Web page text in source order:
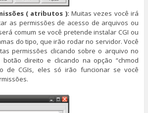
( atributos ): Muitas vezes você irá
as permissões de acesso de arquivos ou
comum se você pretende instalar CGI ou
do tipo, que irão rodar no servidor. Você
permissões clicando sobre o arquivo no
direito e clicando na opção “chmod
de CGIs, eles só irão funcionar se você